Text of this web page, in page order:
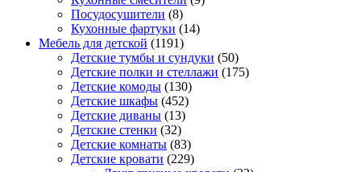
Посудосушители (8)
Кухонные фартуки (14)
Мебель для детской (1191)
Детские тумбы и сундуки (50)
Детские полки и стеллажи (175)
Детские комоды (130)
Детские шкафы (452)
Детские диваны (13)
Детские стенки (32)
Детские комнаты (83)
Детские кровати (229)